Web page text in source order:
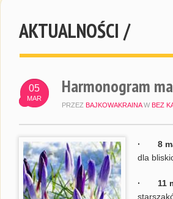
AKTUALNOŚCI /
05
MAR
Harmonogram
PRZEZ BAJKOWAKRAINA W BEZ
· 8
dla
· 11